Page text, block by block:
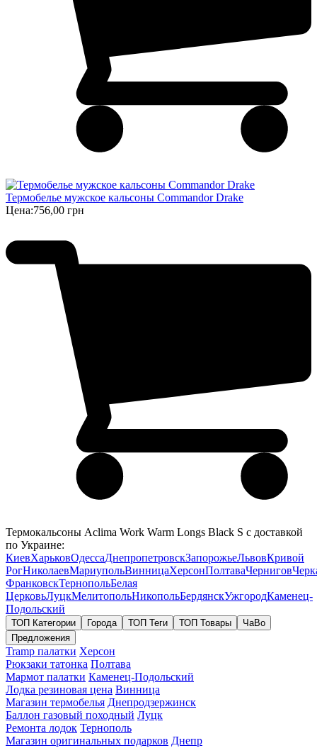
Термобелье мужское кальсоны Commandor Drake
Цена:756,00 грн
Термокальсоны Aclima Work Warm Longs Black S с доставкой
по Украине:
КиевХарьковОдессаДнепропетровскЗапорожьеЛьвовКривой
РогНиколаевМариупольВинницаХерсонПолтаваЧернигов
ФранковскТернопольБелая
ЦерковьЛуцкМелитопольНикопольБердянскУжгородКаменец-
Подольский
ТОП Категории Города ТОП Теги ТОП Товары
ЧаВо
Предложения
Tramp палатки Херсон
Рюкзаки татонка Полтава
Мармот палатки Каменец-Подольский
Лодка резиновая цена Винница
Магазин термобелья Днепродзержинск
Баллон газовый походный Луцк
Ремонта лодок Тернополь
Магазин оригинальных подарков Днепр